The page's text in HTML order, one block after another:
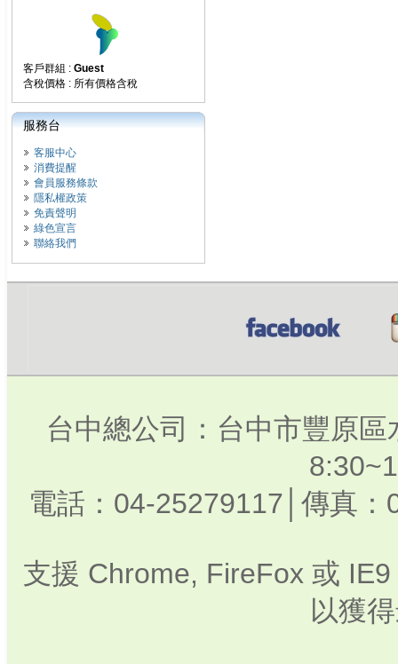
客戶群組 : Guest
含稅價格 : 所有價格含稅
服務台
客服中心
消費提醒
會員服務條款
隱私權政策
免責聲明
綠色宣言
聯絡我們
台中總公司：台中市豐原
電話：04-25279117│傳真
支援 Chrome, FireFox 或
以獲